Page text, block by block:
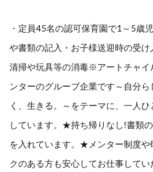
・定員45名の認可保育園で1～5歳
や書類の記入・お子様送迎時の受
清掃や玩具等の消毒※アートチャイ
ンターのグループ企業です～自分
く、生きる。～をテーマに、一人
しています。★持ち帰りなし!書類
を入れています。★メンター制度や
クのある方も安心してお仕事して